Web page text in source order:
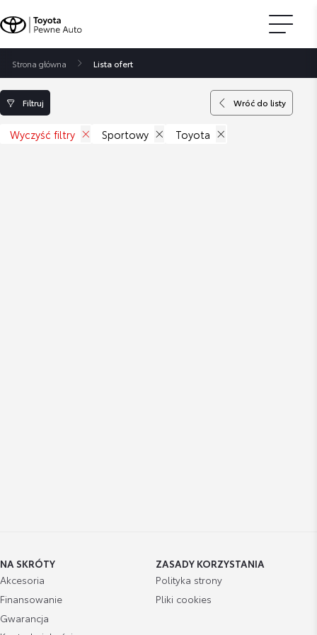
Strona główna Lista ofert
Filtruj Wróć do listy
Wyczyść filtry Sportowy Toyota
NA SKRÓTY
Akcesoria
Finansowanie
Gwarancja
ZASADY KORZYSTANIA
Polityka strony
Pliki cookies